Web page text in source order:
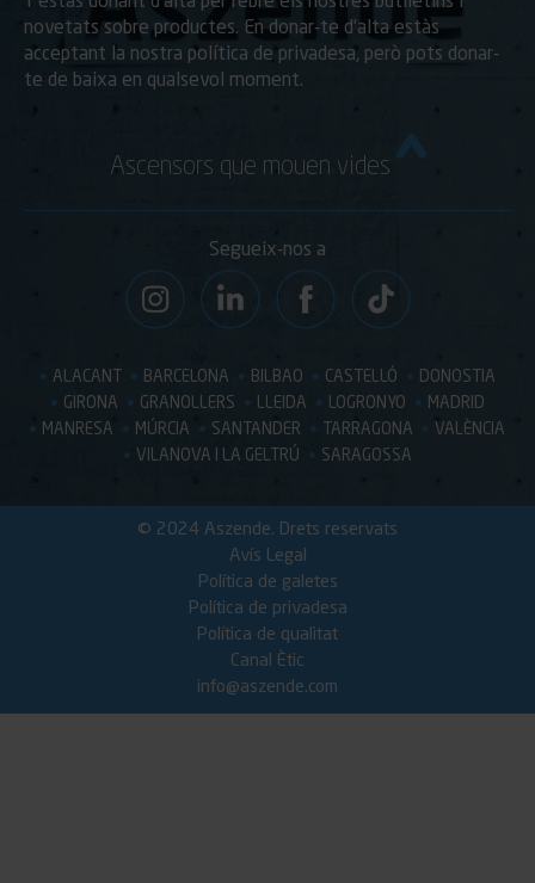
novetats sobre productes. En donar-te d’alta estàs
acceptant la nostra política de privadesa, però pots donar-
te de baixa en qualsevol moment.
Ascensors que mouen vides
Segueix-nos a
ALACANT BARCELONA BILBAO CASTELLÓ
DONOSTIA
GIRONA
GRANOLLERS LLEIDA LOGRONYO
MADRID
MANRESA
MÚRCIA SANTANDER TARRAGONA
VALÈNCIA
VILANOVA I LA GELTRÚ
SARAGOSSA
© 2024 Aszende. Drets reservats
Avís Legal
Política de galetes
Política de privadesa
Política de qualitat
Canal Ètic
info@aszende.com